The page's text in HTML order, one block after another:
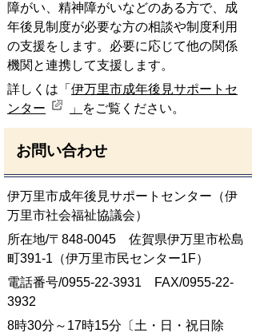
障がい、精神障がいなどのある方で、成
年後見制度が必要な方の相談や制度利用
の支援をします。必要に応じて他の関係
機関と連携して支援します。
詳しくは「 伊万里市成年後見サポートセ
ンター
」 をご覧ください。
お問い合わせ
伊万里市成年後見サポートセンター（伊
万里市社会福祉協議会）
所在地/〒848-0045 佐賀県伊万里市松島
町391-1（伊万里市民センター1F）
電話番号/0955-22-3931 FAX/0955-22-
3932
8時30分～17時15分〔土・日・祝日除